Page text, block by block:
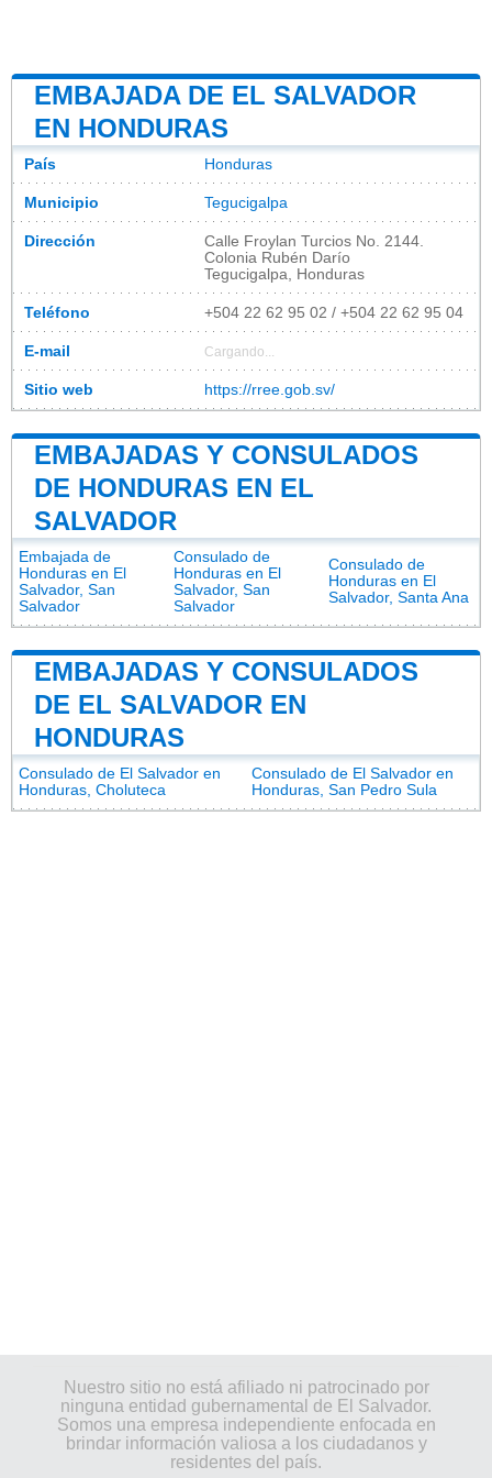
EMBAJADA DE EL SALVADOR
EN HONDURAS
País Honduras
Municipio Tegucigalpa
Dirección
Calle Froylan Turcios No. 2144.
Colonia Rubén Darío
Tegucigalpa, Honduras
Teléfono +504 22 62 95 02 / +504 22 62 95 04
E-mail Cargando...
Sitio web https://rree.gob.sv/
EMBAJADAS Y CONSULADOS
DE HONDURAS EN EL
SALVADOR
Embajada de
Honduras en El
Salvador, San
Salvador
Consulado de
Honduras en El
Salvador, San
Salvador
Consulado de
Honduras en El
Salvador, Santa Ana
EMBAJADAS Y CONSULADOS
DE EL SALVADOR EN
HONDURAS
Consulado de El Salvador en
Honduras, Choluteca
Consulado de El Salvador en
Honduras, San Pedro Sula
Nuestro sitio no está afiliado ni patrocinado por
ninguna entidad gubernamental de El Salvador.
Somos una empresa independiente enfocada en
brindar información valiosa a los ciudadanos y
residentes del país.